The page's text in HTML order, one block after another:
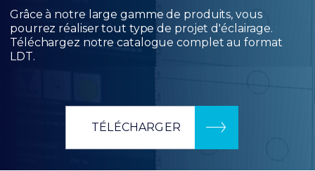
Grâce à notre large gamme de produits, vous
pourrez réaliser tout type de projet d'éclairage.
Téléchargez notre catalogue complet au format
LDT.
TÉLÉCHARGER